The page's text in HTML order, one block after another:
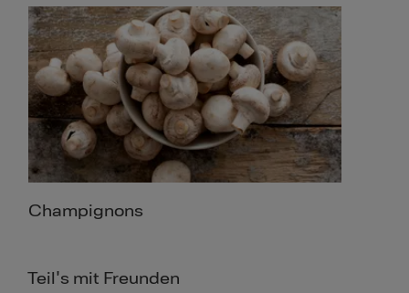
Champignons
Teil's mit Freunden